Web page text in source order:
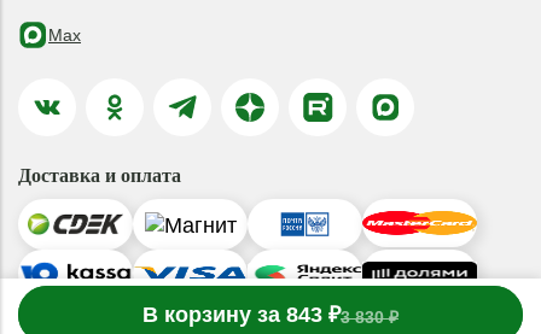
В корзину за 843 ₽3 830 ₽
1 товар в корзине
Max
Доставка и оплата
© 2019-2026 ООО «ГАРДЕНМАРТ24»